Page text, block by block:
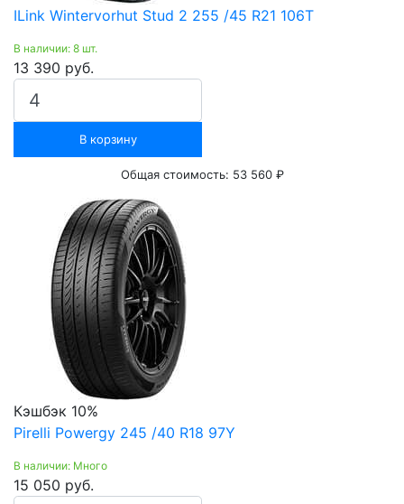
ILink Wintervorhut Stud 2 255 /45 R21 106T
В наличии: 8 шт.
13 390 руб.
В корзину
Общая стоимость: 53 560 ₽
Кэшбэк 10%
Pirelli Powergy 245 /40 R18 97Y
В наличии: Много
15 050 руб.